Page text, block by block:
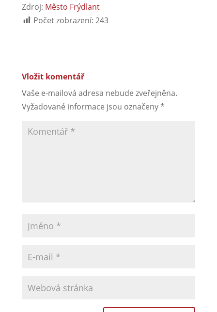
Zdroj: Město Frýdlant
Počet zobrazení: 243
Vložit komentář
Vaše e-mailová adresa nebude zveřejněna.
Vyžadované informace jsou označeny*